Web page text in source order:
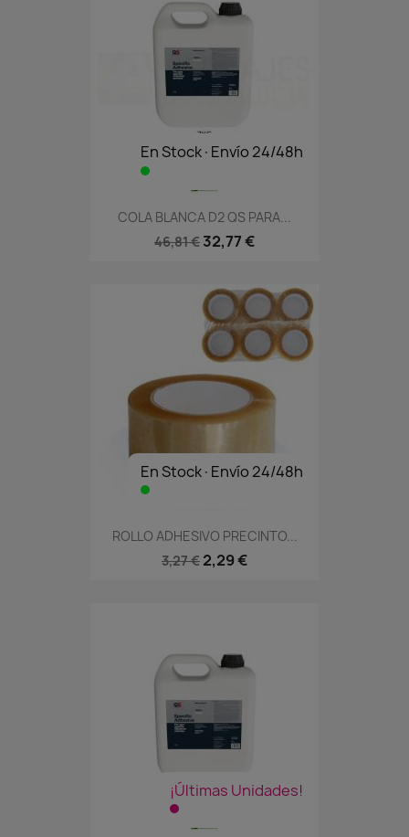
En Stock·Envío 24/48h
COLA BLANCA D2 QS PARA...
46,81 € 32,77 €
En Stock·Envío 24/48h
ROLLO ADHESIVO PRECINTO...
3,27 € 2,29 €
¡Últimas Unidades!